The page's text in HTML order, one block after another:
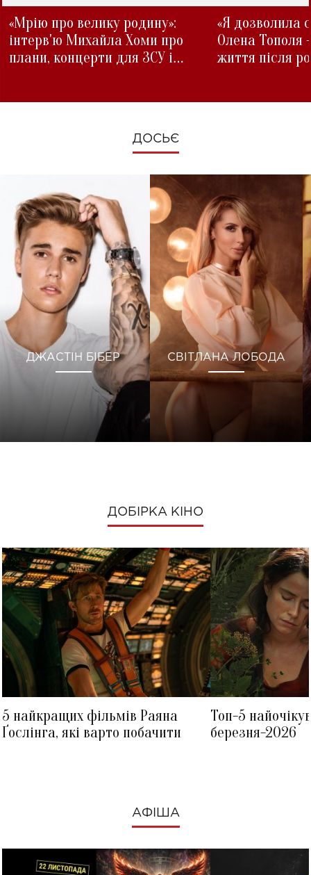
«Мрію про велику родину»:
інтерв'ю Михайла Хоми про
плани, концерти для ЗСУ і
«Я дозволила
Олена Тополя
життя після
ДОСЬЄ
ДЖАСТІН БІБЕР СВІТЛАНА ЛОБОДА
ДОБІРКА КІНО
5 найкращих фільмів Раяна
Ґослінга, які варто побачити
Топ-5
березня-2026
АФІША